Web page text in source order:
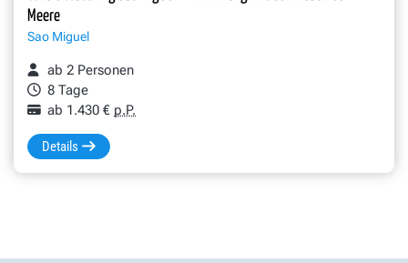
Meere
Sao Miguel
ab 2 Personen
8 Tage
ab 1.430 € p.P.
Details